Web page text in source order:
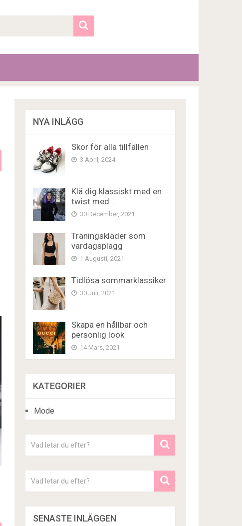
NYA INLÄGG
Skor för alla tillfällen
3 April, 2024
Klä dig klassiskt med en
twist med …
30 December, 2021
Träningskläder som
vardagsplagg
1 Augusti, 2021
Tidlösa sommarklassiker
30 Juli, 2021
Skapa en hållbar och
personlig look
14 Mars, 2021
KATEGORIER
Mode
SENASTE INLÄGGEN